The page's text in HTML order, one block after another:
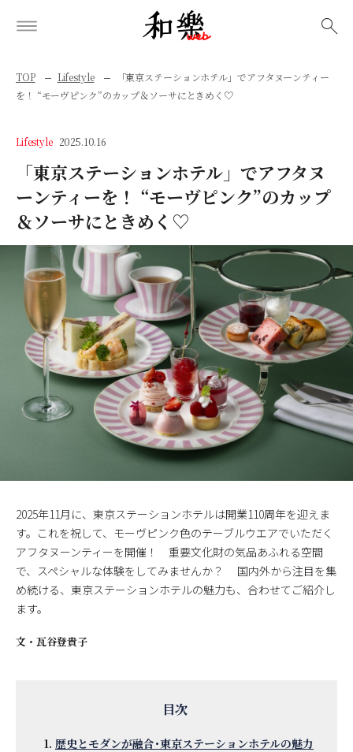
TOP Lifestyle
「東京ステーションホテル」でアフタヌーンティー
を！ “モーヴピンク”のカップ＆ソーサにときめく♡
Lifestyle 2025.10.16
「東京ステーションホテル」でアフタヌ
ーンティーを！ “モーヴピンク”のカップ
＆ソーサにときめく♡
2025年11月に、東京ステーションホテルは開業110周年を迎えま
す。これを祝して、モーヴピンク色のテーブルウエアでいただく
アフタヌーンティーを開催！ 重要文化財の気品あふれる空間
で、スペシャルな体験をしてみませんか？ 国内外から注目を集
め続ける、東京ステーションホテルの魅力も、合わせてご紹介し
ます。
文・ 瓦谷登貴子
歴史とモダンが融合･東京ステーションホテルの魅力